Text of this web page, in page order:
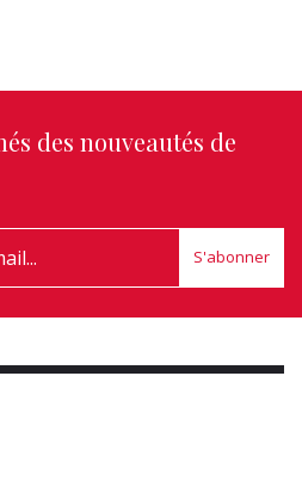
des nouveautés de
S'abonner